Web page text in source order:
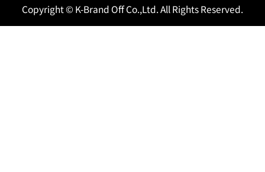
Copyright © K-Brand Off Co.,Ltd. All Rights Reserved.